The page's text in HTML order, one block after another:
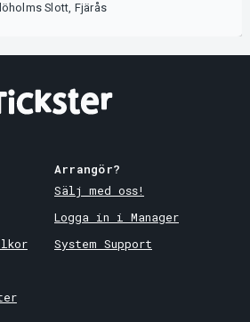
Slott, Fjärås
Arrangör?
Sälj med oss!
Logga in i Manager
System Support